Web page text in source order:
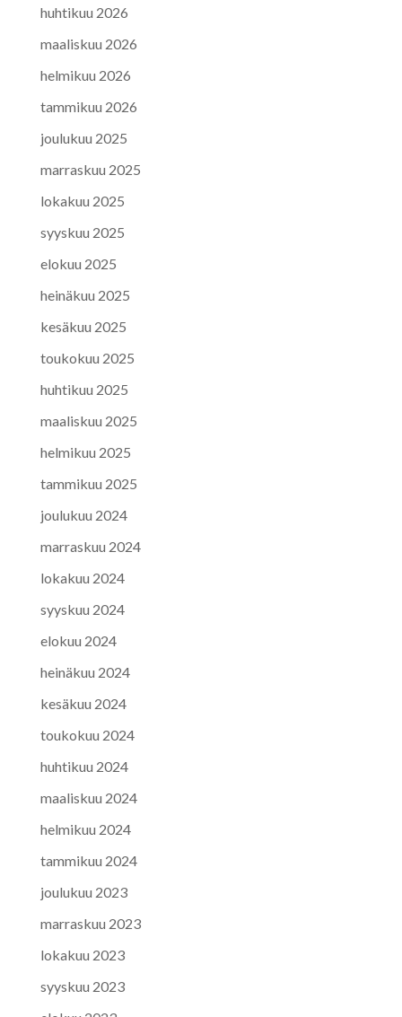
huhtikuu 2026
maaliskuu 2026
helmikuu 2026
tammikuu 2026
joulukuu 2025
marraskuu 2025
lokakuu 2025
syyskuu 2025
elokuu 2025
heinäkuu 2025
kesäkuu 2025
toukokuu 2025
huhtikuu 2025
maaliskuu 2025
helmikuu 2025
tammikuu 2025
joulukuu 2024
marraskuu 2024
lokakuu 2024
syyskuu 2024
elokuu 2024
heinäkuu 2024
kesäkuu 2024
toukokuu 2024
huhtikuu 2024
maaliskuu 2024
helmikuu 2024
tammikuu 2024
joulukuu 2023
marraskuu 2023
lokakuu 2023
syyskuu 2023